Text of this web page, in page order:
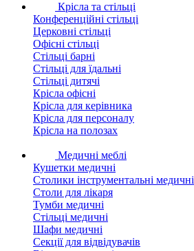
Крісла та стільці
Конференційні стільці
Церковні стільці
Офісні стільці
Стільці барні
Стільці для їдальні
Стільці дитячі
Крісла офісні
Крісла для керівника
Крісла для персоналу
Крісла на полозах
Медичні меблі
Кушетки медичні
Столики інструментальні медичні
Столи для лікаря
Тумби медичні
Стільці медичні
Шафи медичні
Секції для відвідувачів